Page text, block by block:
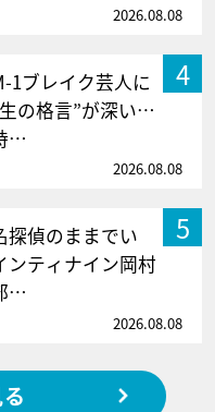
2026.08.08
4
1ブレイク芸人に
の格言”が深い…
…
2026.08.08
5
探偵のままでい
ンティナイン岡村
…
2026.08.08